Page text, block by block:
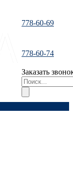
778-60-69
778-60-74
Заказать